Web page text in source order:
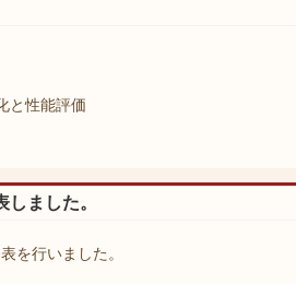
と性能評価
ました。
を行いました。